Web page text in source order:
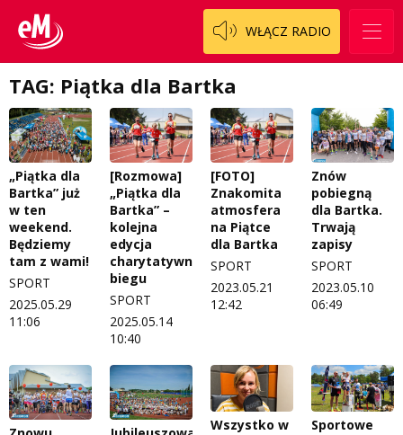
WŁĄCZ RADIO
Staszowski
Włoszczowski
Cały ten sport
Dzieciaki Cudaki
Fascynująca nauka
Historia na fali
Modna kultura
OdNowa
Pacjent, którego nie zapomnę
Pasjonaci
Piąta strona świata
Prawdę mówiąc
Słowo Dnia
Tak wierzę
Koncert życzeń
Kontakt
O nas
Regulamin programu Patron
Zespół
Logo do pobrania
Regulamin konkursów
Regulamin przesyłania materiałów
Regulamin sklepu internetowego
Regulamin darowizn
Regulamin konkursu Zwierzak naszej klasy
TAG: Piątka dla Bartka
„Piątka dla
Bartka” już
w ten
weekend.
Będziemy
tam z wami!
SPORT
2025.05.29
11:06
[Rozmowa]
„Piątka dla
Bartka” –
kolejna
edycja
charytatywnego
biegu
SPORT
2025.05.14
10:40
[FOTO]
Znakomita
atmosfera
na Piątce
dla Bartka
SPORT
2023.05.21
12:42
Znów
pobiegną
dla Bartka.
Trwają
zapisy
SPORT
2023.05.10
06:49
Wszystko w
Sportowe